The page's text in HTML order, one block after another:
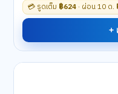
💳 รูดเต็ม ฿624 · ผ่อน 10 ด.
+